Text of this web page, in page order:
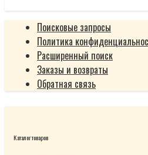
Поисковые запросы
Политика
Расширенный поиск
Заказы и возвраты
Обратная связь
Каталог товаров